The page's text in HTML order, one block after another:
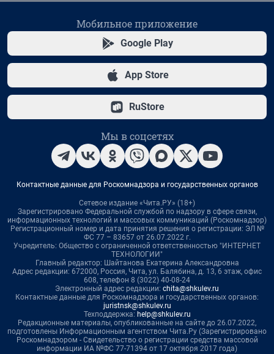
Мобильное приложение
Google Play
App Store
RuStore
Мы в соцсетях
Контактные данные для Роскомнадзора и государственных органов
Сетевое издание «Чита.РУ» (18+)
Зарегистрировано Федеральной службой по надзору в сфере связи,
информационных технологий и массовых коммуникаций (Роскомнадзор)
Регистрационный номер и дата принятия решения о регистрации: ЭЛ №
ФС 77 – 83657 от 26.07.2022 г.
Учредитель: Общество с ограниченной ответственностью "ИНТЕРНЕТ
ТЕХНОЛОГИИ"
Главный редактор: Шайтанова Екатерина Александровна
Адрес редакции: 672000, Россия, Чита, ул. Балябина, д. 13, 6 этаж, офис
608, телефон 8 (3022) 40-08-24
Электронный адрес редакции: chita@shkulev.ru
Контактные данные для Роскомнадзора и государственных органов:
juristnsk@shkulev.ru
Техподдержка: help@shkulev.ru
Редакционные материалы, опубликованные на сайте до 26.07.2022,
подготовлены Информационным агентством Чита.Ру (Зарегистрировано
Роскомнадзором - Свидетельство о регистрации средства массовой
информации ИА №ФС 77-71394 от 17 октября 2017 года)